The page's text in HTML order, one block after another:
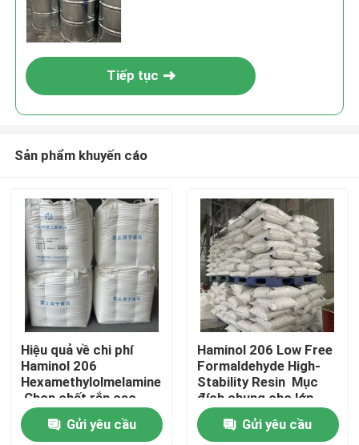
Sản phẩm
Video
Tiếp tục
Sản phẩm khuyến cáo
Hiệu quả về chi phí
Haminol 206
Hexamethylolmelamine
️ Chọn chất rắn cao,
chi phí thấp cho lớp
phủ & chất keo
Gửi yêu cầu
Haminol 206 Low Free
Formaldehyde High-
Stability Resin ️ Mục
đích chung cho lớp
phủ, thời gian sử dụng
dài
Gửi yêu cầu